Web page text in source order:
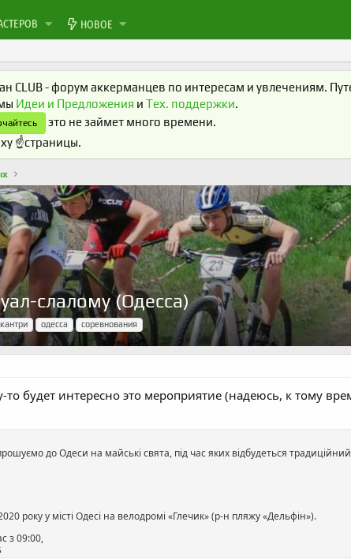
НОВОЕ
CLUB - форум аккерманцев по интересам и увлечениям.
Идеи и Предложения и Тех. поддержки.
это не займет много времени.
☝️страницы.
слалому (Одесса)
одесса соревнования
будет интересно это мероприятие (надеюсь, к тому
до Одеси на майськi свята, пiд час яких вiдбудеться
року у місті Одесі на велодромі «Глечик» (р-н пляжу «Дельфін»).
з 09:00,